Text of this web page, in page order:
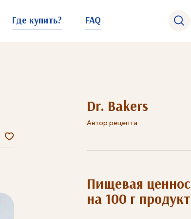
Где купить? FAQ
Dr. Bakers
Автор рецепта
Пищевая
на 100 г